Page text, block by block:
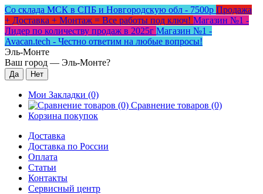
Со склада МСК в СПБ и Новгородскую обл - 7500р Продажа
+ Доставка + Монтаж = Все работы под ключ! Магазин №1 -
Лидер по количеству продаж в 2025г Магазин №1 -
Avacan.tech - Честно ответим на любые вопросы!
Эль-Монте
Ваш город — Эль-Монте?
Мои Закладки (0)
Сравнение товаров (0)
Корзина покупок
Доставка
Доставка по России
Оплата
Статьи
Контакты
Сервисный центр